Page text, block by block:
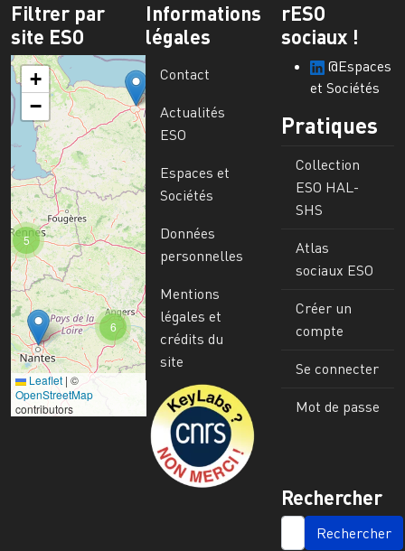
Filtrer par
site ESO
6
5
+
−
Leaflet | ©
OpenStreetMap
contributors
Informations
légales
Contact
Actualités
ESO
Espaces et
Sociétés
Données
personnelles
Mentions
légales et
crédits du
site
Image
rESO
sociaux !
@Espaces
et Sociétés
Pratiques
Collection
ESO HAL-
SHS
Atlas
sociaux ESO
Créer un
compte
Se connecter
Mot de passe
Rechercher
SEARCH